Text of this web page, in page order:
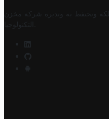
وتحتفظ به وتديره
شركة مخزن
التكنولوجيا